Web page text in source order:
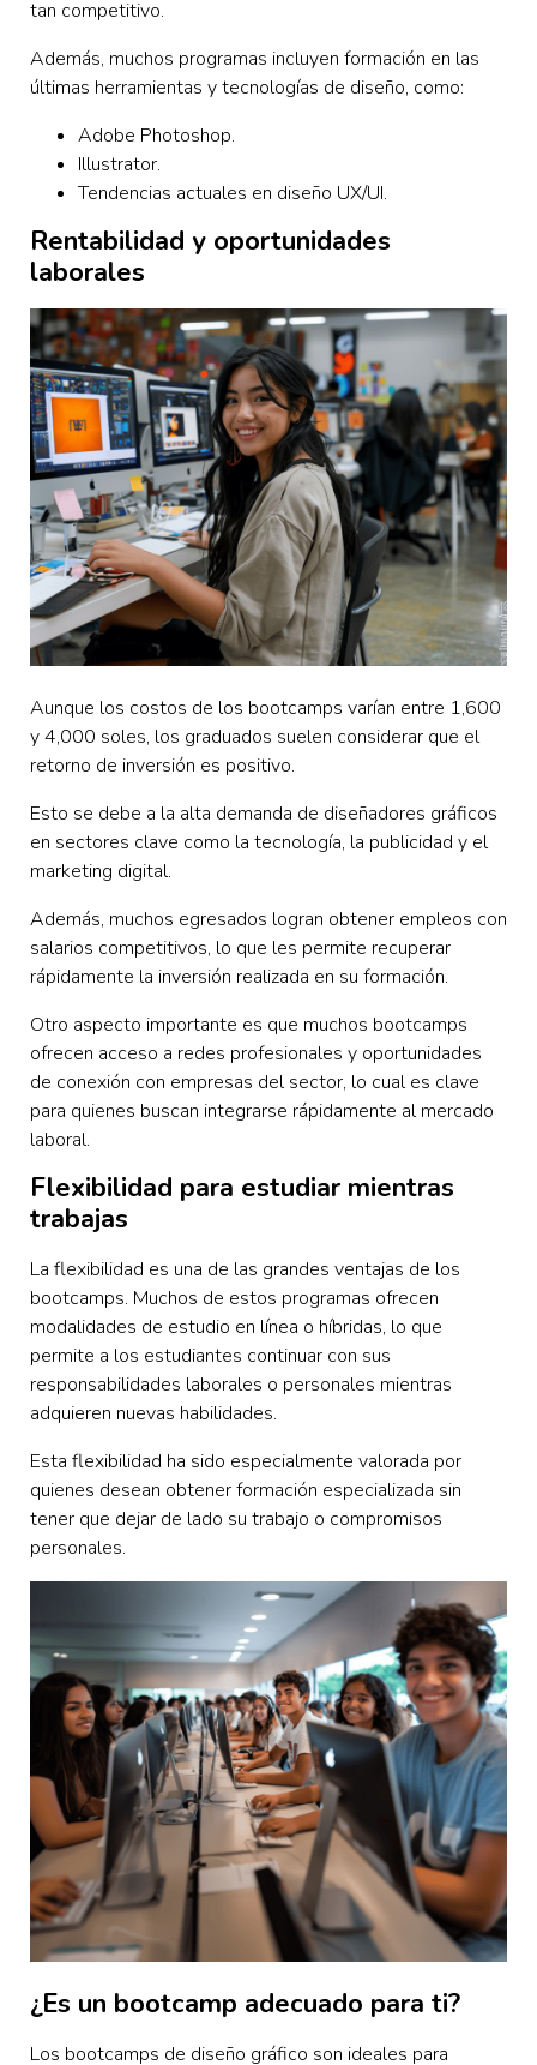
tan competitivo.
Además, muchos programas incluyen formación en las
últimas herramientas y tecnologías de diseño, como:
Adobe Photoshop.
Illustrator.
Tendencias actuales en diseño UX/UI.
Rentabilidad y oportunidades
laborales
Aunque los costos de los bootcamps varían entre 1,600
y 4,000 soles, los graduados suelen considerar que el
retorno de inversión es positivo.
Esto se debe a la alta demanda de diseñadores gráficos
en sectores clave como la tecnología, la publicidad y el
marketing digital.
Además, muchos egresados logran obtener empleos con
salarios competitivos, lo que les permite recuperar
rápidamente la inversión realizada en su formación.
Otro aspecto importante es que muchos bootcamps
ofrecen acceso a redes profesionales y oportunidades
de conexión con empresas del sector, lo cual es clave
para quienes buscan integrarse rápidamente al mercado
laboral.
Flexibilidad para estudiar mientras
trabajas
La flexibilidad es una de las grandes ventajas de los
bootcamps. Muchos de estos programas ofrecen
modalidades de estudio en línea o híbridas, lo que
permite a los estudiantes continuar con sus
responsabilidades laborales o personales mientras
adquieren nuevas habilidades.
Esta flexibilidad ha sido especialmente valorada por
quienes desean obtener formación especializada sin
tener que dejar de lado su trabajo o compromisos
personales.
¿Es un bootcamp adecuado para ti?
Los bootcamps de diseño gráfico son ideales para